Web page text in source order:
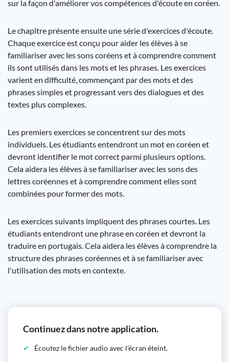
sur la façon d'améliorer vos compétences d'écoute en coréen.
Le chapitre présente ensuite une série d'exercices d'écoute.
Chaque exercice est conçu pour aider les élèves à se
familiariser avec les sons coréens et à comprendre comment
ils sont utilisés dans les mots et les phrases. Les exercices
varient en difficulté, commençant par des mots et des
phrases simples et progressant vers des dialogues et des
textes plus complexes.
Les premiers exercices se concentrent sur des mots
individuels. Les étudiants entendront un mot en coréen et
devront identifier le mot correct parmi plusieurs options.
Cela aidera les élèves à se familiariser avec les sons des
lettres coréennes et à comprendre comment elles sont
combinées pour former des mots.
Les exercices suivants impliquent des phrases courtes. Les
étudiants entendront une phrase en coréen et devront la
traduire en portugais. Cela aidera les élèves à comprendre la
structure des phrases coréennes et à se familiariser avec
l'utilisation des mots en contexte.
Continuez dans notre application.
Écoutez le fichier audio avec l'écran éteint.